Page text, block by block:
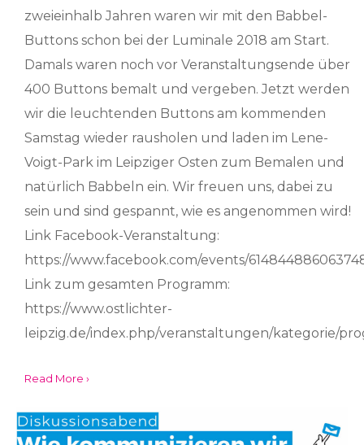
zweieinhalb Jahren waren wir mit den Babbel-
Buttons schon bei der Luminale 2018 am Start.
Damals waren noch vor Veranstaltungsende über
400 Buttons bemalt und vergeben. Jetzt werden
wir die leuchtenden Buttons am kommenden
Samstag wieder rausholen und laden im Lene-
Voigt-Park im Leipziger Osten zum Bemalen und
natürlich Babbeln ein. Wir freuen uns, dabei zu
sein und sind gespannt, wie es angenommen wird!
Link Facebook-Veranstaltung:
https://www.facebook.com/events/
Link zum gesamten Programm:
https://www.ostlichter-
leipzig.de/index.php/veranstaltungen/kategorie/
Read More ›